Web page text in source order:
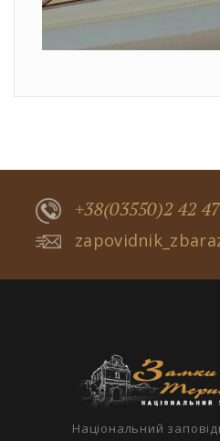
+38(03550)2 42 47
Національний